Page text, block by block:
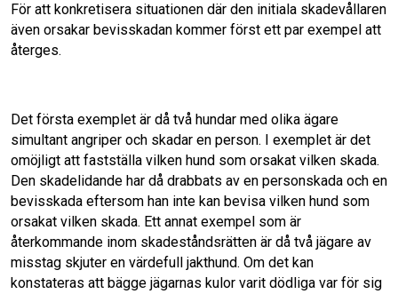
För att konkretisera situationen där den initiala skadevållaren
även orsakar bevisskadan kommer först ett par exempel att
återges.
Det första exemplet är då två hundar med olika ägare
simultant angriper och skadar en person. I exemplet är det
omöjligt att fastställa vilken hund som orsakat vilken skada.
Den skadelidande har då drabbats av en personskada och en
bevisskada eftersom han inte kan bevisa vilken hund som
orsakat vilken skada. Ett annat exempel som är
återkommande inom skadeståndsrätten är då två jägare av
misstag skjuter en värdefull jakthund. Om det kan
konstateras att bägge jägarnas kulor varit dödliga var för sig